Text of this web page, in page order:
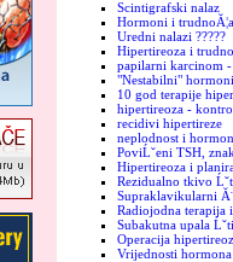
Scintigrafski nalaz
Hormoni i trudnoĂ¦a
Uredni nalazi ?????
Hipertireoza i
papilarni karcinom
"Nestabilni" hormoni
10 god terapije
hipertireoza -
recidivi hipertireze
neplodnost i
PoviĹˇeni TSH,
Hipertireoza i
Rezidualno tkivo
Supraklavikularni
Radiojodna terapija
Subakutna upala
Operacija
Vrijednosti hormona